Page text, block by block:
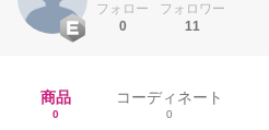
フォロー
0
フォロワー
11
商品
0
コーディネート
0